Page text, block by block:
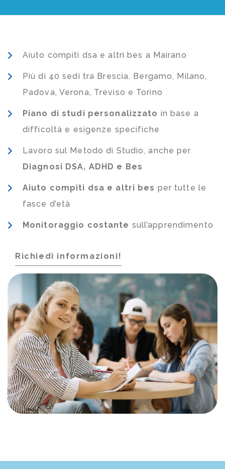
Aiuto compiti dsa e altri bes a Mairano
Più di 40 sedi tra Brescia, Bergamo, Milano,
Padova, Verona, Treviso e Torino
Piano di studi personalizzato in base a
difficoltà e esigenze specifiche
Lavoro sul Metodo di Studio, anche per
Diagnosi DSA, ADHD e Bes
Aiuto compiti dsa e altri bes per tutte le
fasce d’età
Monitoraggio costante sull’apprendimento
Richiedi informazioni!